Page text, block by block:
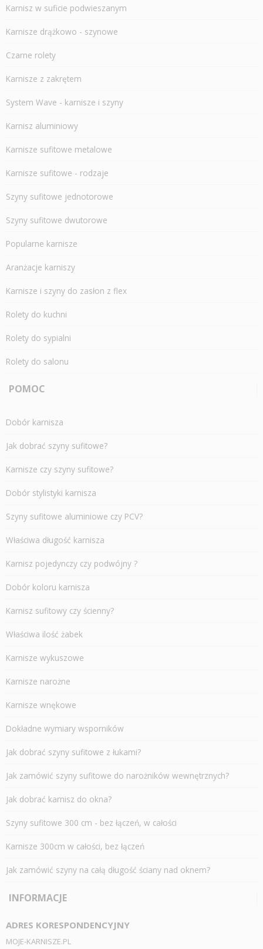
Karnisz w suficie podwieszanym
Karnisze drążkowo - szynowe
Czarne rolety
Karnisze z zakrętem
System Wave - karnisze i szyny
Karnisz aluminiowy
Karnisze sufitowe metalowe
Karnisze sufitowe - rodzaje
Szyny sufitowe jednotorowe
Szyny sufitowe dwutorowe
Popularne karnisze
Aranżacje karniszy
Karnisze i szyny do zasłon z flex
Rolety do kuchni
Rolety do sypialni
Rolety do salonu
POMOC
Dobór karnisza
Jak dobrać szyny sufitowe?
Karnisze czy szyny sufitowe?
Dobór stylistyki karnisza
Szyny sufitowe aluminiowe czy PCV?
Właściwa długość karnisza
Karnisz pojedynczy czy podwójny ?
Dobór koloru karnisza
Karnisz sufitowy czy ścienny?
Właściwa ilość żabek
Karnisze wykuszowe
Karnisze narożne
Karnisze wnękowe
Dokładne wymiary wsporników
Jak dobrać szyny sufitowe z łukami?
Jak zamówić szyny sufitowe do narożników wewnętrznych?
Jak dobrać karnisz do okna?
Szyny sufitowe 300 cm - bez łączeń, w całości
Karnisze 300cm w całości, bez łączeń
Jak zamówić szyny na całą długość ściany nad oknem?
INFORMACJE
ADRES KORESPONDENCYJNY
MOJE-KARNISZE.PL